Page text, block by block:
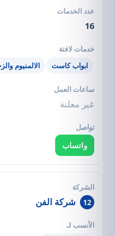
16
ابواب كاست الالمنيوم
غير معلنة
واتساب
12 شركة الفن